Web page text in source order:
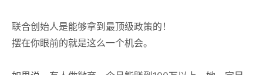
联合创始人是能够拿到最顶级政策的！
摆在你眼前的就是这么一个机会。